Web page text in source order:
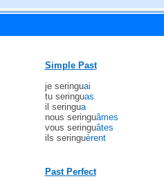
Simple Past
je seringuai
tu seringuas
il seringua
nous seringuâmes
vous seringuâtes
ils seringuèrent
Past Perfect